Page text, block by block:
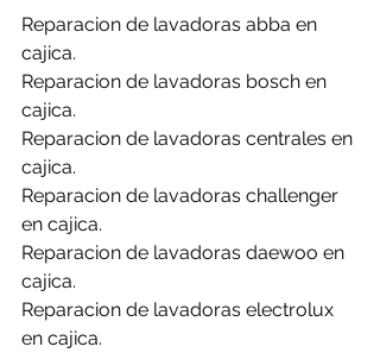
Reparacion de lavadoras abba en
cajica.
Reparacion de lavadoras bosch en
cajica.
Reparacion de lavadoras centrales en
cajica.
Reparacion de lavadoras challenger
en cajica.
Reparacion de lavadoras daewoo en
cajica.
Reparacion de lavadoras electrolux
en cajica.